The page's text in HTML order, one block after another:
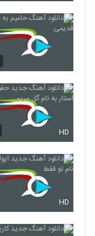
2798
HD
HD